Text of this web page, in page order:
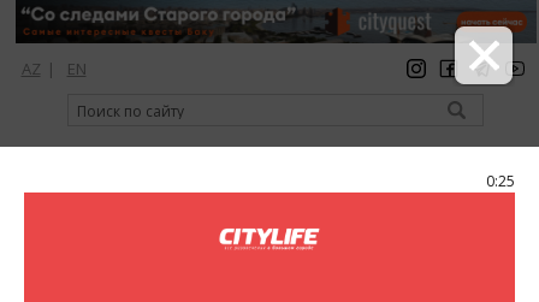
0:25
AZ | EN
регистрация вход Citylife Magazine